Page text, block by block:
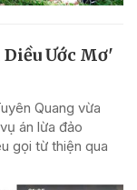
Ước Mơ'
Quang vừa
án lừa đảo
gọi từ thiện qua